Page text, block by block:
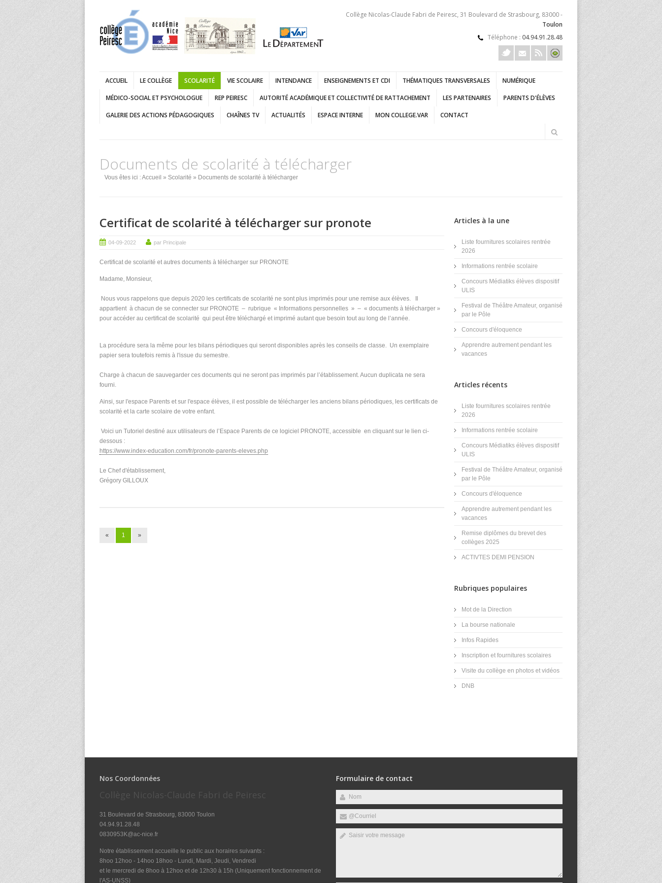
Collège Nicolas-Claude Fabri de Peiresc, 31 Boulevard de Strasbourg, 83000 -
Toulon
Téléphone : 04.94.91.28.48
ACCUEIL LE COLLÈGE SCOLARITÉ VIE SCOLAIRE INTENDANCE ENSEIGNEMENTS ET CDI THÉMATIQUES TRANSVERSALES NUMÉRIQUE
MÉDICO-SOCIAL ET PSYCHOLOGUE REP PEIRESC AUTORITÉ ACADÉMIQUE ET COLLECTIVITÉ DE RATTACHEMENT LES PARTENAIRES PARENTS D'ÉLÈVES
GALERIE DES ACTIONS PÉDAGOGIQUES CHAÎNES TV ACTUALITÉS ESPACE INTERNE MON COLLEGE.VAR CONTACT
Documents de scolarité à télécharger
Vous êtes ici :Accueil » Scolarité » Documents de scolarité à télécharger
Certificat de scolarité à télécharger sur pronote
04-09-2022 par Principale
Certificat de scolarité et autres documents à télécharger sur PRONOTE
Madame, Monsieur,
Nous vous rappelons que depuis 2020 les certificats de scolarité ne sont plus imprimés pour une remise aux élèves. Il
appartient à chacun de se connecter sur PRONOTE – rubrique « Informations personnelles » – « documents à télécharger »
pour accéder au certificat de scolarité qui peut être téléchargé et imprimé autant que besoin tout au long de l’année.
La procédure sera la même pour les bilans périodiques qui seront disponibles après les conseils de classe. Un exemplaire
papier sera toutefois remis à l'issue du semestre.
Charge à chacun de sauvegarder ces documents qui ne seront pas imprimés par l’établissement. Aucun duplicata ne sera
fourni.
Ainsi, sur l'espace Parents et sur l'espace élèves, il est possible de télécharger les anciens bilans périodiques, les certificats de
scolarité et la carte scolaire de votre enfant.
Voici un Tutoriel destiné aux utilisateurs de l’Espace Parents de ce logiciel PRONOTE, accessible en cliquant sur le lien ci-
dessous :
https://www.index-education.com/fr/pronote-parents-eleves.php
Le Chef d'établissement,
Grégory GILLOUX
« 1 »
Articles à la une
Liste fournitures scolaires rentrée
2026
Informations rentrée scolaire
Concours Médiatiks élèves dispositif
ULIS
Festival de Théâtre Amateur, organisé
par le Pôle
Concours d'éloquence
Apprendre autrement pendant les
vacances
Articles récents
Liste fournitures scolaires rentrée
2026
Informations rentrée scolaire
Concours Médiatiks élèves dispositif
ULIS
Festival de Théâtre Amateur, organisé
par le Pôle
Concours d'éloquence
Apprendre autrement pendant les
vacances
Remise diplômes du brevet des
collèges 2025
ACTIVTES DEMI PENSION
Rubriques populaires
Mot de la Direction
La bourse nationale
Infos Rapides
Inscription et fournitures scolaires
Visite du collège en photos et vidéos
DNB
Nos Coordonnées
Collège Nicolas-Claude Fabri de Peiresc
31 Boulevard de Strasbourg, 83000 Toulon
04.94.91.28.48
0830953K@ac-nice.fr
Notre établissement accueille le public aux horaires suivants :
8hoo 12hoo - 14hoo 18hoo - Lundi, Mardi, Jeudi, Vendredi
et le mercredi de 8hoo à 12hoo et de 12h30 à 15h (Uniquement fonctionnement de
l'AS-UNSS)
Formulaire de contact